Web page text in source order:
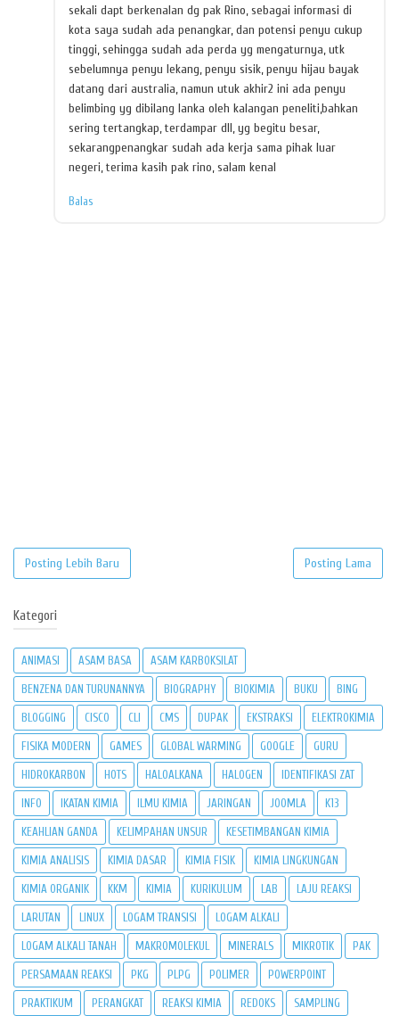
sekali dapt berkenalan dg pak Rino, sebagai informasi di
kota saya sudah ada penangkar, dan potensi penyu cukup
tinggi, sehingga sudah ada perda yg mengaturnya, utk
sebelumnya penyu lekang, penyu sisik, penyu hijau bayak
datang dari australia, namun utuk akhir2 ini ada penyu
belimbing yg dibilang lanka oleh kalangan peneliti,bahkan
sering tertangkap, terdampar dll, yg begitu besar,
sekarangpenangkar sudah ada kerja sama pihak luar
negeri, terima kasih pak rino, salam kenal
Balas
Posting Lebih Baru Posting Lama
Kategori
ANIMASI ASAM BASA ASAM KARBOKSILAT
BENZENA DAN TURUNANNYA BIOGRAPHY BIOKIMIA BUKU BING
BLOGGING CISCO CLI CMS DUPAK EKSTRAKSI ELEKTROKIMIA
FISIKA MODERN GAMES GLOBAL WARMING GOOGLE GURU
HIDROKARBON HOTS HALOALKANA HALOGEN IDENTIFIKASI ZAT
INFO IKATAN KIMIA ILMU KIMIA JARINGAN JOOMLA K13
KEAHLIAN GANDA KELIMPAHAN UNSUR KESETIMBANGAN KIMIA
KIMIA ANALISIS KIMIA DASAR KIMIA FISIK KIMIA LINGKUNGAN
KIMIA ORGANIK KKM KIMIA KURIKULUM LAB LAJU REAKSI
LARUTAN LINUX LOGAM TRANSISI LOGAM ALKALI
LOGAM ALKALI TANAH MAKROMOLEKUL MINERALS MIKROTIK PAK
PERSAMAAN REAKSI PKG PLPG POLIMER POWERPOINT
PRAKTIKUM PERANGKAT REAKSI KIMIA REDOKS SAMPLING